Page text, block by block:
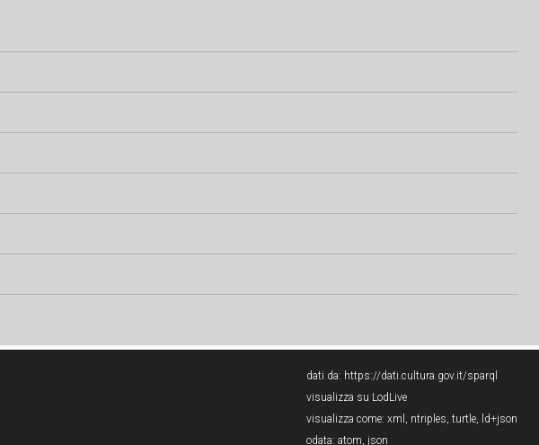
dati da: https://dati.cultura.gov.it/sparql
visualizza su LodLive
visualizza come: xml , ntriples, turtle, ld+json
odata: atom, json